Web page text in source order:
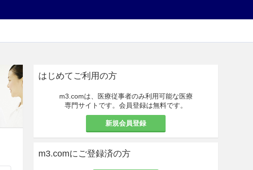
はじめてご利用の方
m3.comは、医療従事者のみ利用可能な医療
専門サイトです。会員登録は無料です。
新規会員登録
m3.comにご登録済の方